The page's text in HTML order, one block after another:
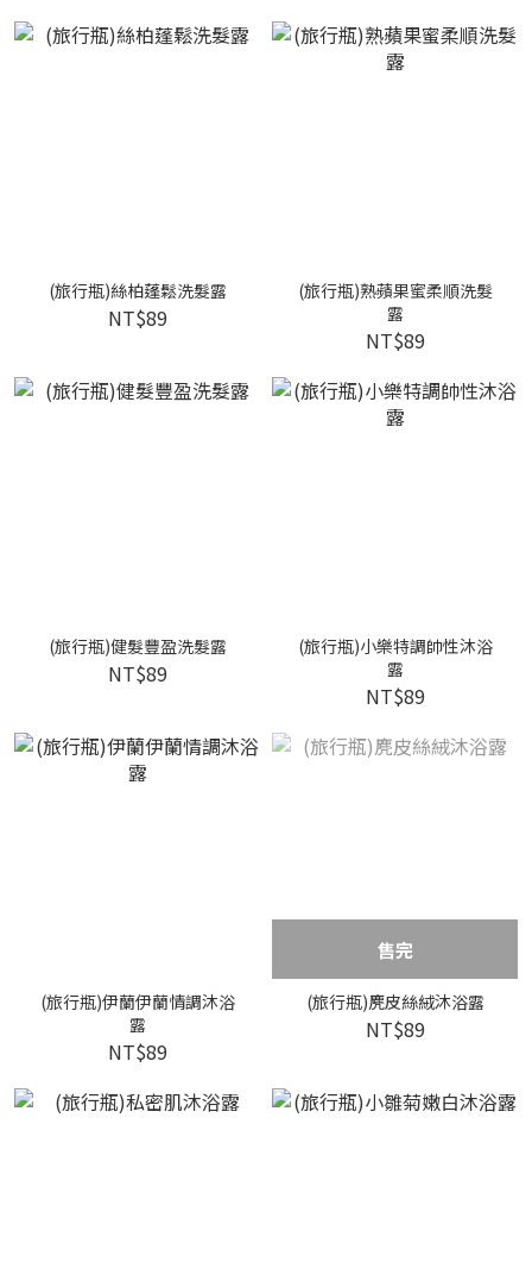
(旅行瓶)絲柏蓬鬆洗髮露
NT$89
(旅行瓶)熟蘋果蜜柔順洗髮
露
NT$89
(旅行瓶)健髮豐盈洗髮露
NT$89
(旅行瓶)小樂特調帥性沐浴
露
NT$89
(旅行瓶)伊蘭伊蘭情調沐浴
露
NT$89
售完
(旅行瓶)麂皮絲絨沐浴露
NT$89